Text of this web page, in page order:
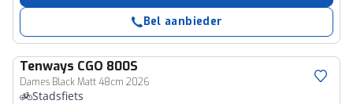
Bel aanbieder
Tenways CGO 800S
Dames Black Matt 48cm 2026
Stadsfiets